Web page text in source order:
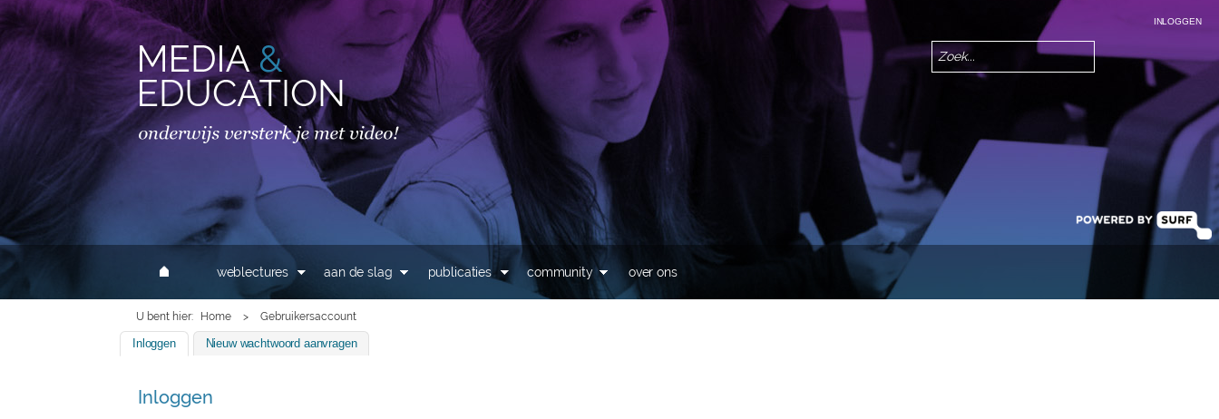
Overslaan en naar de
inhoud gaan
weblectures aan de slag publicaties community over ons
Zoekveld
Zoeken
INLOGGEN
U bent hier Home > Gebruikersaccount
Inloggen(actieve tabblad)
Nieuw wachtwoord aanvragen
Inloggen